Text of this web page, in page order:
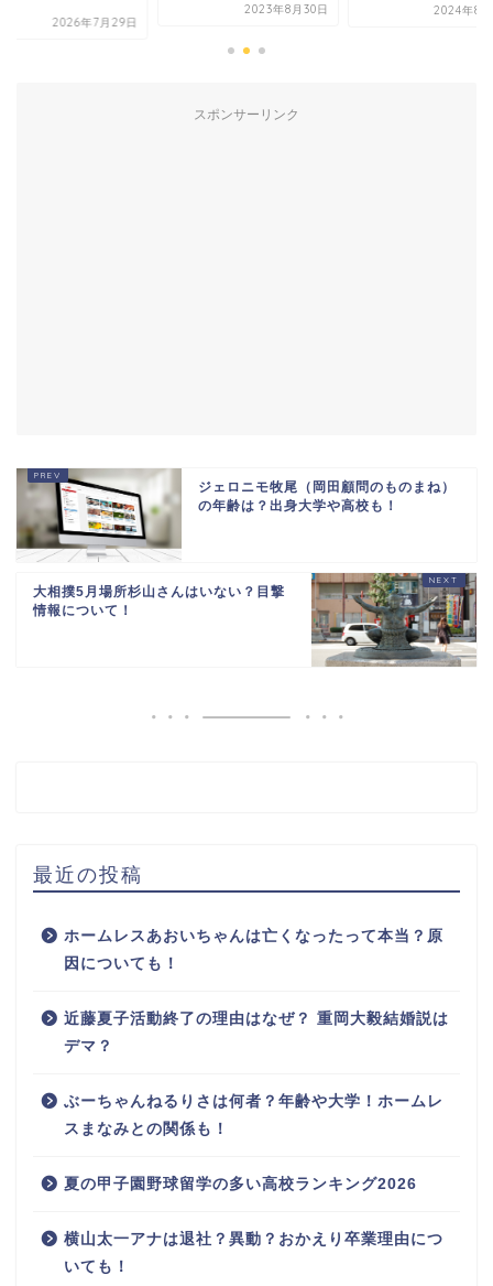
2026年7月29日
2023年8月30日 2024年8
スポンサーリンク
ジェロニモ牧尾（岡田顧問のものまね）
の年齢は？出身大学や高校も！
大相撲5月場所杉山さんはいない？目撃
情報について！
最近の投稿
ホームレスあおいちゃんは亡くなったって本当？原
因についても！
近藤夏子活動終了の理由はなぜ？ 重岡大毅結婚説は
デマ？
ぶーちゃんねるりさは何者？年齢や大学！ホームレ
スまなみとの関係も！
夏の甲子園野球留学の多い高校ランキング2026
横山太一アナは退社？異動？おかえり卒業理由につ
いても！